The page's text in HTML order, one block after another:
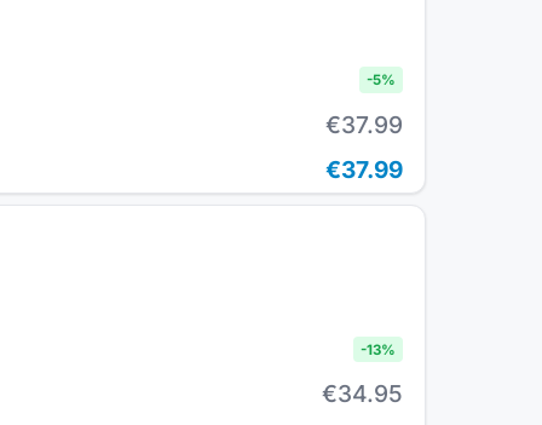
-5%
€37.99
€37.99
-13%
€34.95